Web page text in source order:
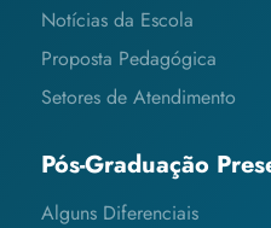
Notícias da Escola
Proposta Pedagógica
Setores de Atendimento
Pós-Graduação
Alguns Diferenciais